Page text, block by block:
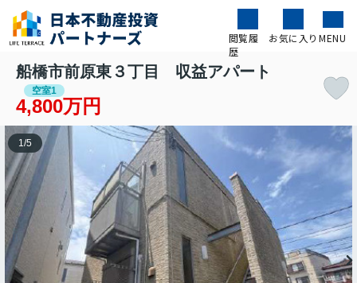
閲覧履
歴
お気に入り MENU
船橋市前原東３丁目 収益アパート
空室1
4,800万円
1 /5